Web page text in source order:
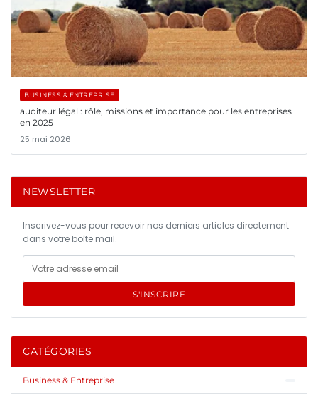
BUSINESS & ENTREPRISE
auditeur légal : rôle, missions et importance pour les entreprises
en 2025
25 mai 2026
NEWSLETTER
Inscrivez-vous pour recevoir nos derniers articles directement
dans votre boîte mail.
S'INSCRIRE
CATÉGORIES
Business & Entreprise